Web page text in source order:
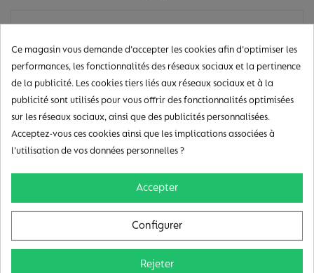
La protection bouteille ABS noir 8,2 Mhz Superlock
est conçue pour offrir une sécurité optimale à vos
boissons. Rapide et facile à installer, ce collier
bouteille est un incontournable pour tous les
commerces souhaitant protéger leurs boissons
contre le vol et la consommation non autorisée en
magasin. Sa technologie avancée et sa
compatibilité avec de nombreux systèmes en font un
choix privilégié pour de nombreux professionnels.
Ce magasin vous demande d'accepter les cookies afin d'optimiser les
performances, les fonctionnalités des réseaux sociaux et la pertinence
de la publicité. Les cookies tiers liés aux réseaux sociaux et à la
publicité sont utilisés pour vous offrir des fonctionnalités optimisées
sur les réseaux sociaux, ainsi que des publicités personnalisées.
Acceptez-vous ces cookies ainsi que les implications associées à
l'utilisation de vos données personnelles ?
Accepter
Configurer
Rejeter